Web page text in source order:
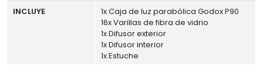
INCLUYE
1x Caja de luz parabólica Godox P90
16x Varillas de fibra de vidrio
1x Difusor exterior
1x Difusor interior
1x Estuche